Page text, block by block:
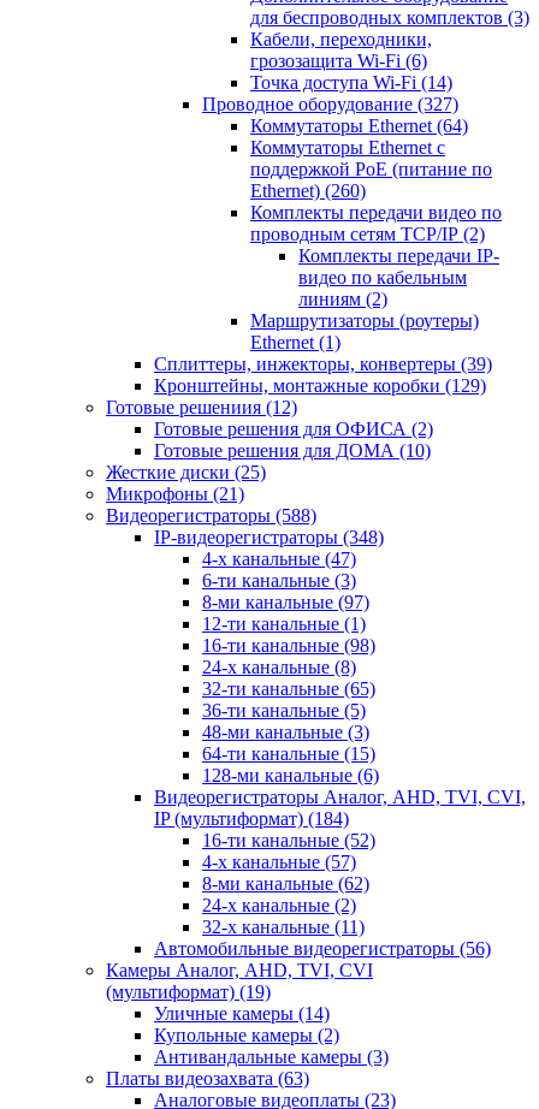
для беспроводных комплектов (3)
Кабели, переходники,
грозозащита Wi-Fi (6)
Точка доступа Wi-Fi (14)
Проводное оборудование (327)
Коммутаторы Ethernet (64)
Коммутаторы Ethernet с
поддержкой PoE (питание по
Ethernet) (260)
Комплекты передачи видео по
проводным сетям TCP/IP (2)
Комплекты передачи IP-
видео по кабельным
линиям (2)
Маршрутизаторы (роутеры)
Ethernet (1)
Сплиттеры, инжекторы, конвертеры (39)
Кронштейны, монтажные коробки (129)
Готовые решениия (12)
Готовые решения для ОФИСА (2)
Готовые решения для ДОМА (10)
Жесткие диски (25)
Микрофоны (21)
Видеорегистраторы (588)
IP-видеорегистраторы (348)
4-х канальные (47)
6-ти канальные (3)
8-ми канальные (97)
12-ти канальные (1)
16-ти канальные (98)
24-х канальные (8)
32-ти канальные (65)
36-ти канальные (5)
48-ми канальные (3)
64-ти канальные (15)
128-ми канальные (6)
Видеорегистраторы Аналог, AHD, TVI, CVI,
IP (мультиформат) (184)
16-ти канальные (52)
4-х канальные (57)
8-ми канальные (62)
24-х канальные (2)
32-х канальные (11)
Автомобильные видеорегистраторы (56)
Камеры Аналог, AHD, TVI, CVI
(мультиформат) (19)
Уличные камеры (14)
Купольные камеры (2)
Антивандальные камеры (3)
Платы видеозахвата (63)
Аналоговые видеоплаты (23)